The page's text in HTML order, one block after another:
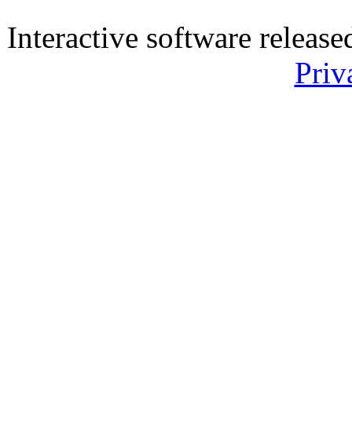
Interactive software